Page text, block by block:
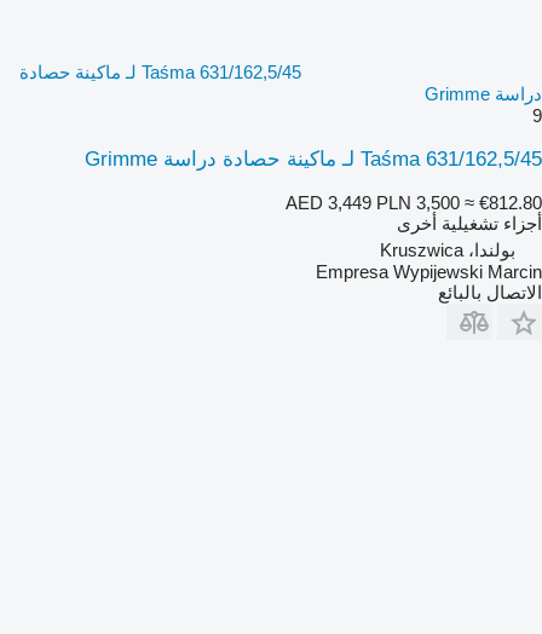
Taśma 631/162,5/45 لـ ماكينة حصادة
دراسة Grimme
9
Taśma 631/162,5/45 لـ ماكينة حصادة دراسة Grimme
AED 3,449 PLN 3,500 ≈ €812.80
أجزاء تشغيلية أخرى
بولندا، Kruszwica
Empresa Wypijewski Marcin
الاتصال بالبائع